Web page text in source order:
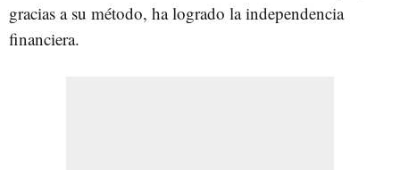
gracias a su método, ha logrado la independencia
financiera.